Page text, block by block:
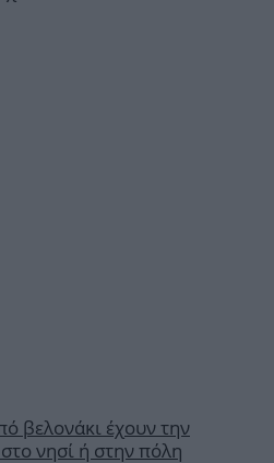
βελονάκι έχουν την
νησί ή στην πόλη